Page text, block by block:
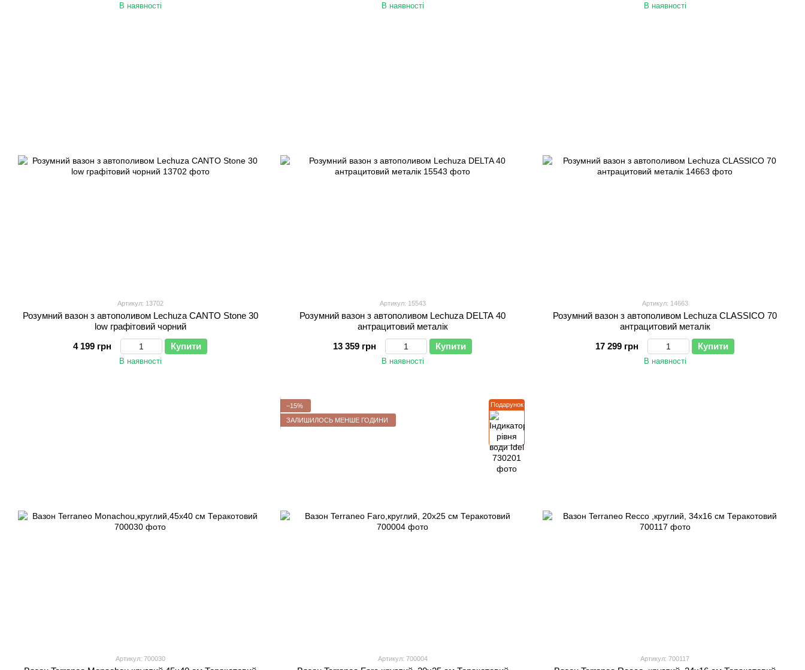
В наявності В наявності В наявності
Артикул: 13702
Розумний вазон з автополивом Lechuza CANTO Stone 30
low графітовий чорний
4 199 грн
Купити
В наявності
Артикул: 15543
Розумний вазон з автополивом Lechuza DELTA 40
антрацитовий металік
13 359 грн
Купити
В наявності
Артикул: 14663
Розумний вазон з автополивом Lechuza CLASSICO 70
антрацитовий металік
17 299 грн
Купити
В наявності
Артикул: 700030
Подарунок
−15%
ЗАЛИШИЛОСЬ МЕНШЕ ГОДИНИ
Артикул: 700004 Артикул: 700117